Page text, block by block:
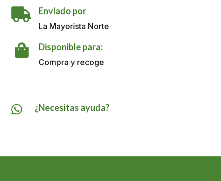
12und
cantidad
 Enviado por
La Mayorista Norte
 Disponible para:
Compra y recoge
 ¿Necesitas ayuda?